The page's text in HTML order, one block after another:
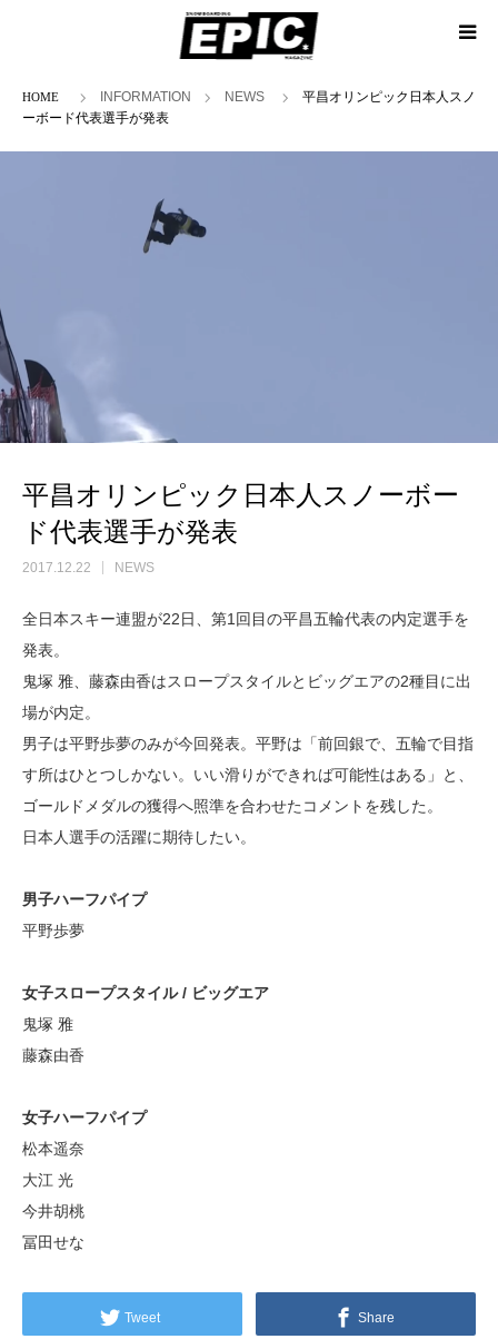
ホームINFORMATION NEWS
平昌オリンピック日本人スノ
ーボード代表選手が発表
平昌オリンピック日本人スノーボー
ド代表選手が発表
2017.12.22 NEWS
全日本スキー連盟が22日、第1回目の平昌五輪代表の内定選手を
発表。
鬼塚 雅、藤森由香はスロープスタイルとビッグエアの2種目に出
場が内定。
男子は平野歩夢のみが今回発表。平野は「前回銀で、五輪で目指
す所はひとつしかない。いい滑りができれば可能性はある」と、
ゴールドメダルの獲得へ照準を合わせたコメントを残した。
日本人選手の活躍に期待したい。
男子ハーフパイプ
平野歩夢
女子スロープスタイル / ビッグエア
鬼塚 雅
藤森由香
女子ハーフパイプ
松本遥奈
大江 光
今井胡桃
冨田せな
Tweet Share